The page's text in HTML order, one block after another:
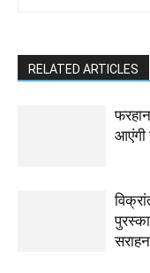
RELATED ARTICLES
आएंगी